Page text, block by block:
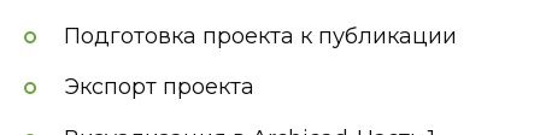
Подготовка проекта к публикации
Экспорт проекта